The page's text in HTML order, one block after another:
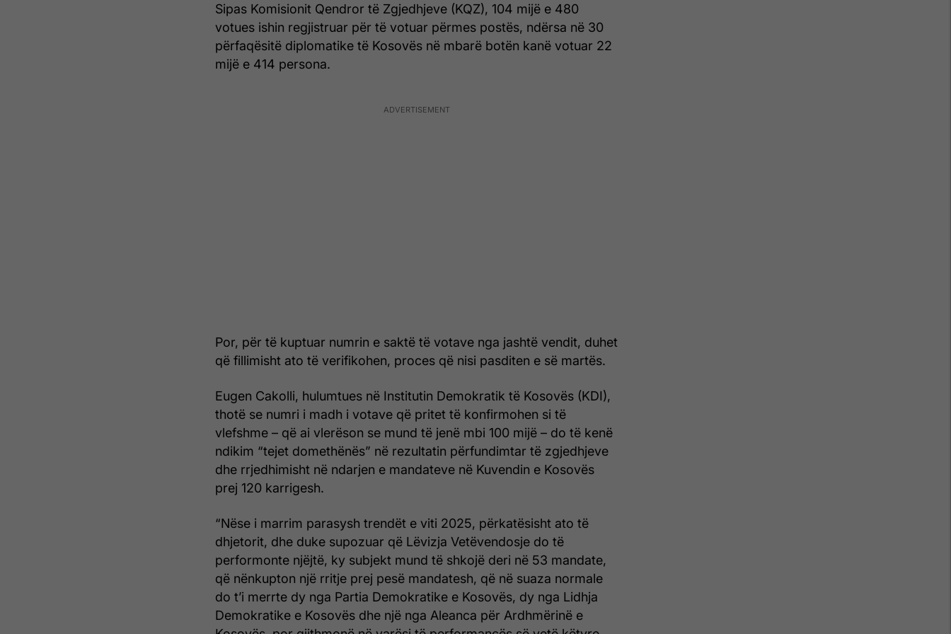
Sipas Komisionit Qendror të Zgjedhjeve (KQZ), 104 mijë e 480
votues ishin regjistruar për të votuar përmes postës, ndërsa në 30
përfaqësitë diplomatike të Kosovës në mbarë botën kanë votuar 22
mijë e 414 persona.
Por, për të kuptuar numrin e saktë të votave nga jashtë vendit, duhet
që fillimisht ato të verifikohen, proces që nisi pasditen e së martës.
Eugen Cakolli, hulumtues në Institutin Demokratik të Kosovës (KDI),
thotë se numri i madh i votave që pritet të konfirmohen si të
vlefshme – që ai vlerëson se mund të jenë mbi 100 mijë – do të kenë
ndikim “tejet domethënës” në rezultatin përfundimtar të zgjedhjeve
dhe rrjedhimisht në ndarjen e mandateve në Kuvendin e Kosovës
prej 120 karrigesh.
“Nëse i marrim parasysh trendët e viti 2025, përkatësisht ato të
dhjetorit, dhe duke supozuar që Lëvizja Vetëvendosje do të
performonte njëjtë, ky subjekt mund të shkojë deri në 53 mandate,
që nënkupton një rritje prej pesë mandatesh, që në suaza normale
do t’i merrte dy nga Partia Demokratike e Kosovës, dy nga Lidhja
Demokratike e Kosovës dhe një nga Aleanca për Ardhmërinë e